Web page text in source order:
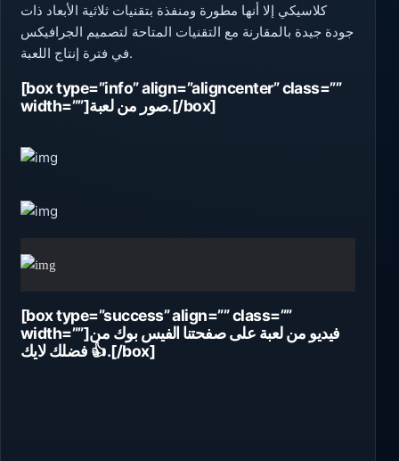
كلاسيكي إلا أنها مطورة ومنفذة بتقنيات ثلاثية الأبعاد ذات
جودة جيدة بالمقارنة مع التقنيات المتاحة لتصميم الجرافيكس
في فترة إنتاج اللعبة.
[box type=”info” align=”aligncenter” class=””
width=””]صور من لعبة.[/box]
[box type=”success” align=”” class=””
width=””]فيديو من لعبة على صفحتنا الفيس بوك من
فضلك لايك 👍.[/box]